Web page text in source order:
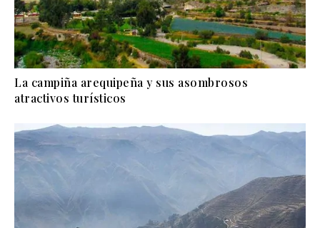
La campiña arequipeña y sus asombrosos
atractivos turísticos